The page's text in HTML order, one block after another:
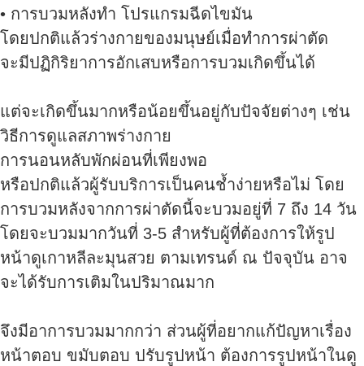
• การบวมหลังทำ โปรแกรมฉีดไขมัน
โดยปกติแล้วร่างกายของมนุษย์เมื่อทำการผ่าตัด
จะมีปฏิกิริยาการอักเสบหรือการบวมเกิดขึ้นได้
แต่จะเกิดขึ้นมากหรือน้อยขึ้นอยู่กับปัจจัยต่างๆ เช่น
วิธีการดูแลสภาพร่างกาย
การนอนหลับพักผ่อนที่เพียงพอ
หรือปกติแล้วผู้รับบริการเป็นคนช้ำง่ายหรือไม่ โดย
การบวมหลังจากการผ่าตัดนี้จะบวมอยู่ที่ 7 ถึง 14 วัน
โดยจะบวมมากวันที่ 3-5 สำหรับผู้ที่ต้องการให้รูป
หน้าดูเกาหลีละมุนสวย ตามเทรนด์ ณ ปัจจุบัน อาจ
จะได้รับการเติมในปริมาณมาก
จึงมีอาการบวมมากกว่า ส่วนผู้ที่อยากแก้ปัญหาเรื่อง
หน้าตอบ ขมับตอบ ปรับรูปหน้า ต้องการรูปหน้าในดู